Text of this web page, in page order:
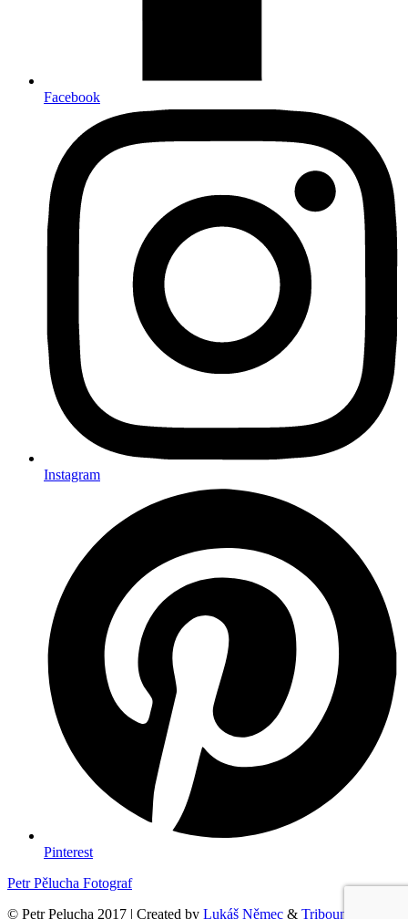
Facebook
Instagram
Pinterest
Petr Pělucha Fotograf
© Petr Pelucha 2017 | Created by Lukáš Němec & Tribound